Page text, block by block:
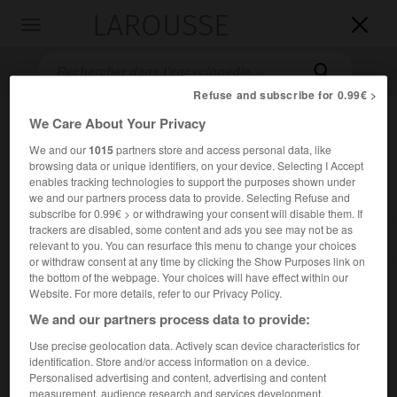


Accueil>Encyclopédie [litterature]> Émilie Le Tonnelier de
Breteuil marquise Du Châtelet
ÉmilieLe Tonnelier de Breteuil,
marquise
Du Châtelet
Cet article est extrait de l'ouvrage Larousse « Dictionnaire
mondial des littératures ».
Refuse and subscribe for 0.99€ >
We Care About Your Privacy
We and our1015partners store and access personal data, like
browsing data or unique identifiers, on your device. Selecting I Accept
enables tracking technologies to support the purposes shown under
we and our partners process data to provide. Selecting Refuse and
subscribe for 0.99€ > or withdrawing your consent will disable them. If
trackers are disabled, some content and ads you see may not be as
relevant to you. You can resurface this menu to change your choices
or withdraw consent at any time by clicking the Show Purposes link on
the bottom of the webpage. Your choices will have effect within our
Website. For more details, refer to our Privacy Policy.
We and our partners process data to provide:
Use precise geolocation data. Actively scan device characteristics for
identification. Store and/or access information on a device.
Personalised advertising and content, advertising and content
measurement, audience research and services development.